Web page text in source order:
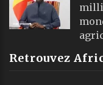
Retrouvez